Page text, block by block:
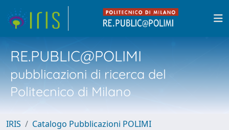
RE.PUBLIC@POLIMI
pubblicazioni di ricerca del
Politecnico di Milano
IRIS
Catalogo Pubblicazioni POLIMI